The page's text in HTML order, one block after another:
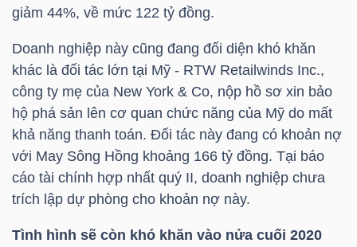
giảm 44%, về mức 122 tỷ đồng.
Doanh nghiệp này cũng đang đối diện khó khăn
khác là đối tác lớn tại Mỹ - RTW Retailwinds Inc.,
công ty mẹ của New York & Co, nộp hồ sơ xin bảo
hộ phá sản lên cơ quan chức năng của Mỹ do mất
khả năng thanh toán. Đối tác này đang có khoản nợ
với May Sông Hồng khoảng 166 tỷ đồng. Tại báo
cáo tài chính hợp nhất quý II, doanh nghiệp chưa
trích lập dự phòng cho khoản nợ này.
Tình hình sẽ còn khó khăn vào nửa cuối 2020
VĨ
MÔ
NGÀNH